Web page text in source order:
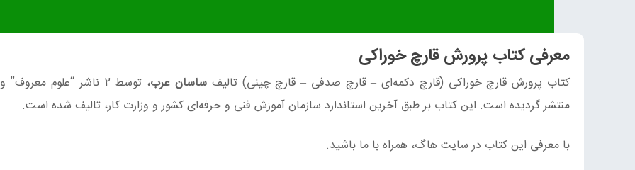
معرفی کتاب پرورش قارچ خوراکی
کتاب پرورش قارچ خوراکی (قارچ دکمه‌ای – قارچ صدفی – قارچ چینی) تالیفساسان عرب
، توسط 2 ناشر “علوم
منتشر گردیده است. این کتاب بر طبق آخرین استاندارد سازمان آموزش فنی و حرفه‌ای کشور و وزارت کار، تالیف شده است.
با معرفی این کتاب در سایت هاگ، همراه با ما باشید.